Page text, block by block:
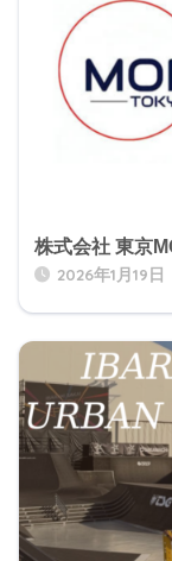
株式会社 東京
2026年1月19日